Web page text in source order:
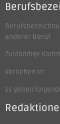
anderer Beruf
Zuständige
Verliehen in:
Es gelten